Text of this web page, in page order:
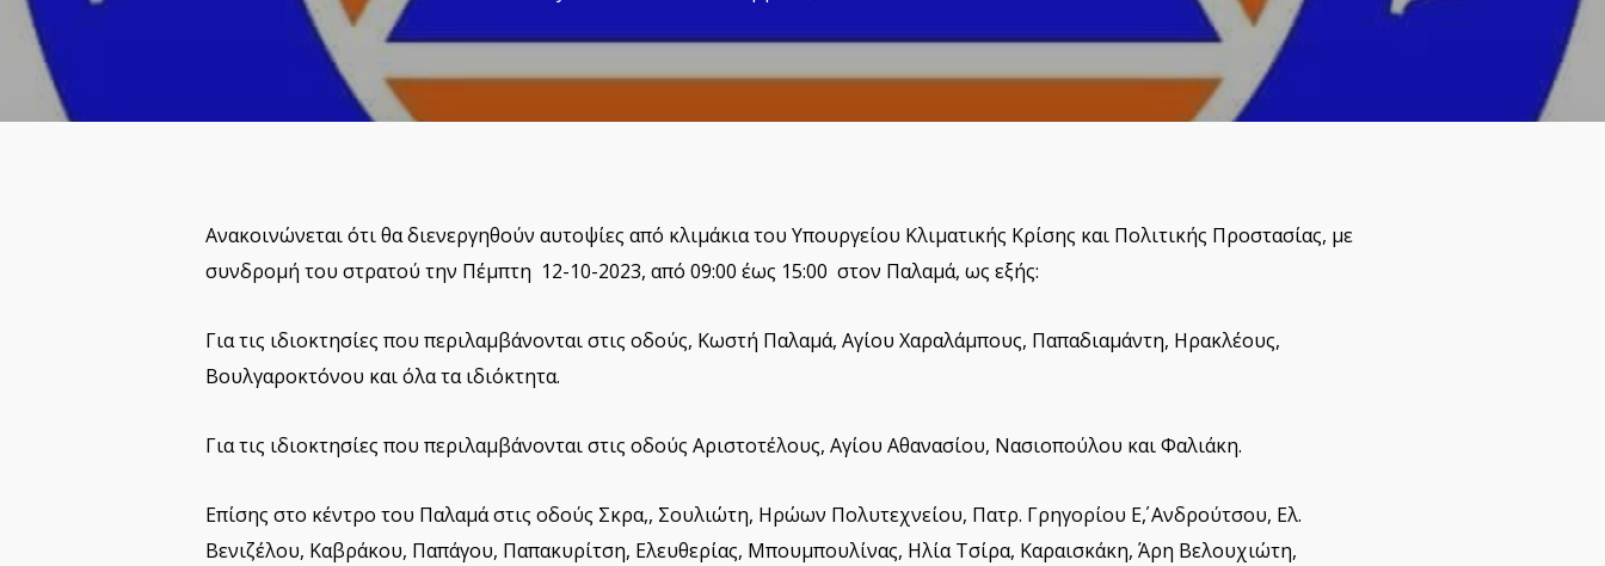
Ανακοινώνεται ότι θα διενεργηθούν αυτοψίες από κλιμάκια του Υπουργείου Κλιματικής Κρίσης και Πολιτικής Προστασίας, με
συνδρομή του στρατού την Πέμπτη 12-10-2023, από 09:00 έως 15:00 στον Παλαμά, ως εξής:
Για τις ιδιοκτησίες που περιλαμβάνονται στις οδούς, Κωστή Παλαμά, Αγίου Χαραλάμπους, Παπαδιαμάντη, Ηρακλέους,
Βουλγαροκτόνου και όλα τα ιδιόκτητα.
Για τις ιδιοκτησίες που περιλαμβάνονται στις οδούς Αριστοτέλους, Αγίου Αθανασίου, Νασιοπούλου και Φαλιάκη.
Επίσης στο κέντρο του Παλαμά στις οδούς Σκρα,, Σουλιώτη, Ηρώων Πολυτεχνείου, Πατρ. Γρηγορίου Ε΄, Ανδρούτσου, Ελ.
Βενιζέλου, Καβράκου, Παπάγου, Παπακυρίτση, Ελευθερίας, Μπουμπουλίνας, Ηλία Τσίρα, Καραισκάκη, Άρη Βελουχιώτη,